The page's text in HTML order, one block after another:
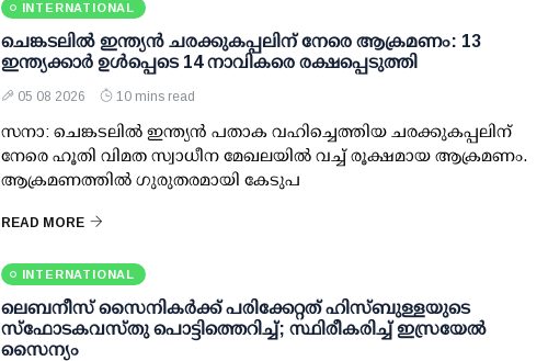
INTERNATIONAL
ചെങ്കടലില്‍ ഇന്ത്യന്‍ ചരക്കുകപ്പലിന് നേരെ ആക്രമണം: 13
ഇന്ത്യക്കാര്‍ ഉള്‍പ്പെടെ 14 നാവികരെ രക്ഷപ്പെടുത്തി
05 08 2026 10 mins read
സനാ: ചെങ്കടലില്‍ ഇന്ത്യന്‍ പതാക വഹിച്ചെത്തിയ ചരക്കുകപ്പലിന്
നേരെ ഹൂതി വിമത സ്വാധീന മേഖലയില്‍ വച്ച് രൂക്ഷമായ ആക്രമണം.
ആക്രമണത്തില്‍ ഗുരുതരമായി കേടുപ
READ MORE
INTERNATIONAL
ലെബനീസ് സൈനികർക്ക് പരിക്കേറ്റത് ഹിസ്ബുള്ളയുടെ
സ്‌ഫോടകവസ്തു പൊട്ടിത്തെറിച്ച്; സ്ഥിരീകരിച്ച് ഇസ്രയേൽ
സൈന്യം